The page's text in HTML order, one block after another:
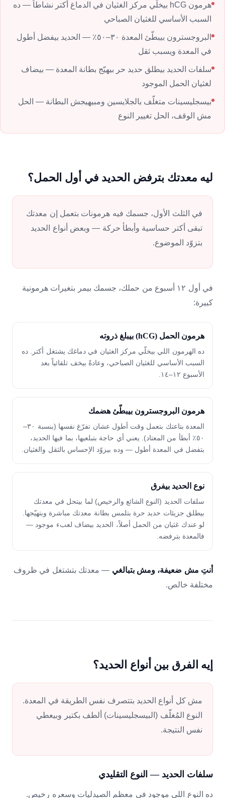
هرمون hCG بيخلّي مركز الغثيان في الدماغ أكتر نشاطاً — ده
السبب الأساسي للغثيان الصباحي
البروجسترون بيبطّئ المعدة ٣٠–٥٠٪ — الحديد بيفضل أطول
في المعدة ويسبب ثقل
سلفات الحديد بيطلق حديد حر بيهيّج بطانة المعدة — بيضاف
لغثيان الحمل الموجود
بيسجليسينات متغلّف بالجلايسين ومبيهيجش البطانة — الحل
مش الوقف، الحل تغيير النوع
ليه معدتك بترفض الحديد في أول الحمل؟
في الثلث الأول، جسمك فيه هرمونات بتعمل إن معدتك
تبقى أكتر حساسية وأبطأ حركة — وبعض أنواع الحديد
بتزوّد الموضوع.
في أول ١٢ أسبوع من حملك، جسمك بيمر بتغيرات هرمونية
كبيرة:
هرمون الحمل (hCG) بيبلغ ذروته
ده الهرمون اللي بيخلّي مركز الغثيان في دماغك يشتغل أكتر. ده
السبب الأساسي للغثيان الصباحي، وعادةً بيخف تلقائياً بعد
الأسبوع ١٢–١٤.
هرمون البروجسترون بيبطّئ هضمك
المعدة بتاعتك بتعمل وقت أطول عشان تفرّغ نفسها (بنسبة ٣٠–
٥٠٪ أبطأ من المعتاد). يعني أي حاجة بتبلعيها، بما فيها الحديد،
بتفضل في المعدة أطول — وده بيزوّد الإحساس بالثقل والغثيان.
نوع الحديد بيفرق
سلفات الحديد (النوع الشائع والرخيص) لما بيتحل في معدتك
بيطلق جزيئات حديد حرة بتلمس بطانة معدتك مباشرة وبتهيّجها.
لو عندك غثيان من الحمل أصلاً، الحديد بيضاف لعبء موجود —
فالمعدة بترفضه.
أنتِ مش ضعيفة، ومش بتبالغي — معدتك بتشتغل في ظروف
مختلفة خالص.
إيه الفرق بين أنواع الحديد؟
مش كل أنواع الحديد بتتصرف نفس الطريقة في المعدة.
النوع المُغلّف (البيسجليسينات) ألطف بكتير وبيعطي
نفس النتيجة.
سلفات الحديد — النوع التقليدي
ده النوع اللي موجود في معظم الصيدليات وسعره رخيص.